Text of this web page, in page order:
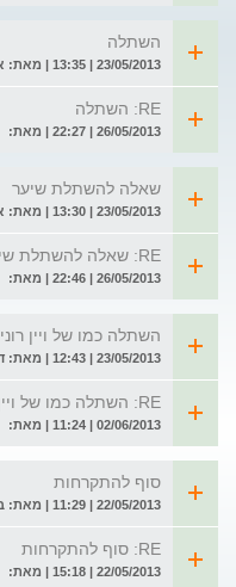
השתלה
23/05/2013 | 13:35 | מאת: ארי
RE: השתלה
26/05/2013 | 22:27 | מאת:
שאלה להשתלת שיער
23/05/2013 | 13:30 | מאת: אבי
RE: שאלה להשתלת שיער
26/05/2013 | 22:46 | מאת:
השתלה כמו של ויין רוני
23/05/2013 | 12:43 | מאת: דוד
RE: השתלה כמו של ויין רוני
02/06/2013 | 11:24 | מאת:
סוף להתקרחות
22/05/2013 | 11:29 | מאת: ביל
RE: סוף להתקרחות
22/05/2013 | 15:18 | מאת: